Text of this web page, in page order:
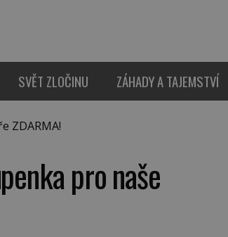
SVĚT ZLOČINU ZÁHADY A TAJEMSTVÍ
ZDARMA!
pro naše